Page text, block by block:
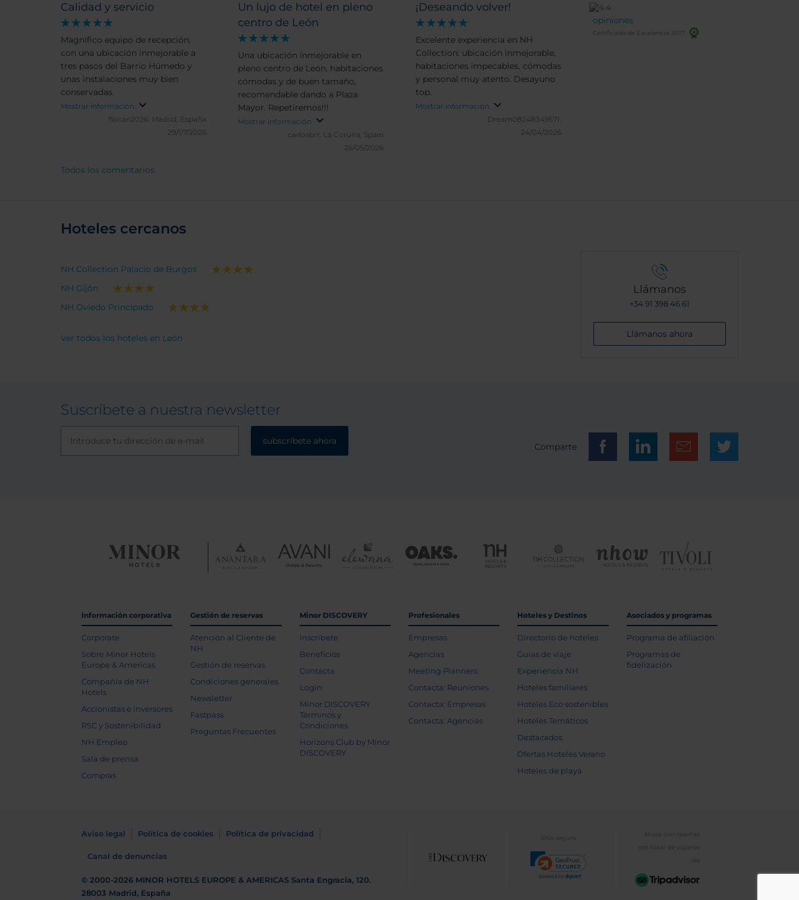
Calidad y servicio
Magnífico equipo de recepción,
con una ubicación inmejorable a
tres pasos del Barrio Húmedo y
unas instalaciones muy bien
conservadas.
Mostrar información
flocan2026. Madrid, España
29/07/2026
Un lujo de hotel en pleno
centro de León
Una ubicación inmejorable en
pleno centro de León, habitaciones
cómodas y de buen tamaño,
recomendable dando a Plaza
Mayor. Repetiremos!!!
Mostrar información
carlosbrr. La Coruna, Spain
26/05/2026
¡Deseando volver!
Excelente experiencia en NH
Collection: ubicación inmejorable,
habitaciones impecables, cómodas
y personal muy atento. Desayuno
top.
Mostrar información
Dream08248349571.
24/04/2026
opiniones
Certificado de Excelencia 2017
Todos los comentarios
Hoteles cercanos
NH Collection Palacio de Burgos
NH Gijón
NH Oviedo Principado
Ver todos los hoteles en León
Llámanos
+34 91 398 46 61
Llámanos ahora
Suscríbete a nuestra newsletter
subscríbete ahora
Comparte
Información corporativa
Corporate
Sobre Minor Hotels
Europe & Americas
Compañía de NH
Hotels
Accionistas e inversores
RSC y Sostenibilidad
NH Empleo
Sala de prensa
Compras
Gestión de reservas
Atención al Cliente de
NH
Gestión de reservas
Condiciones generales
Newsletter
Fastpass
Preguntas Frecuentes
Minor DISCOVERY
Inscríbete
Beneficios
Contacta
Login
Minor DISCOVERY
Términos y
Condiciones
Horizons Club by Minor
DISCOVERY
Profesionales
Empresas
Agencias
Meeting Planners
Contacta: Reuniones
Contacta: Empresas
Contacta: Agencias
Hoteles y Destinos
Directorio de hoteles
Guías de viaje
Experiencia NH
Hoteles familiares
Hoteles Eco sostenibles
Hoteles Temáticos
Destacados
Ofertas Hoteles Verano
Hoteles de playa
Asociados y programas
Programa de afiliación
Programas de
fidelización
Aviso legal Política de cookies Política de privacidad
Canal de denuncias
© 2000-2026 MINOR HOTELS EUROPE & AMERICAS Santa Engracia, 120.
28003 Madrid, España